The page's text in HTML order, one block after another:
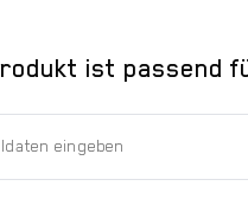
ist passend